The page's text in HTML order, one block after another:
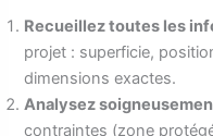
Recueillez toutes les
projet : superficie,
dimensions exactes.
Analysez
contraintes (zone